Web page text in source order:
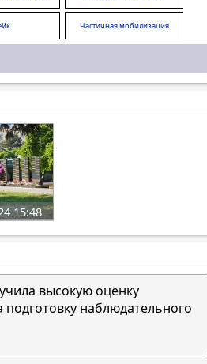
операция
Частичная мобилизация
15:48
высокую оценку
наблюдательного